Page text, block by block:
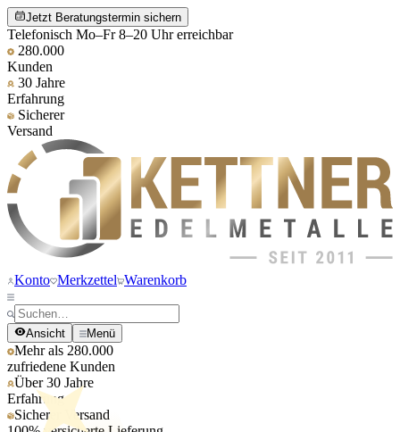
Jetzt Beratungstermin sichern
Telefonisch Mo–Fr 8–20 Uhr erreichbar
280.000
Kunden
30 Jahre
Erfahrung
Sicherer
Versand
Konto Merkzettel Warenkorb
Ansicht Menü
Mehr als 280.000
zufriedene Kunden
Über 30 Jahre
Erfahrung
Sicherer Versand